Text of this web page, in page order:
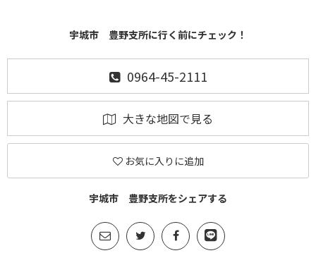
宇城市 豊野支所に行く前にチェック！
0964-45-2111
大きな地図で見る
お気に入りに追加
宇城市 豊野支所をシェアする